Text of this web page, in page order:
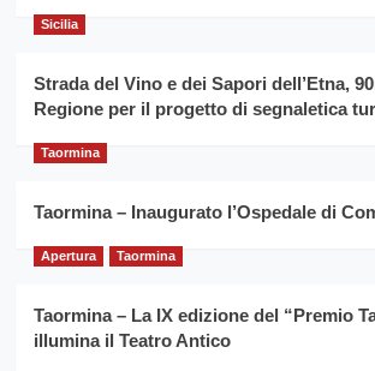
Sicilia
Strada del Vino e dei Sapori dell’Etna,
Regione per il progetto di segnaletica
Taormina
Taormina – Inaugurato l’Ospedale di
Apertura Taormina
Taormina – La IX edizione del “Premio
illumina il Teatro Antico